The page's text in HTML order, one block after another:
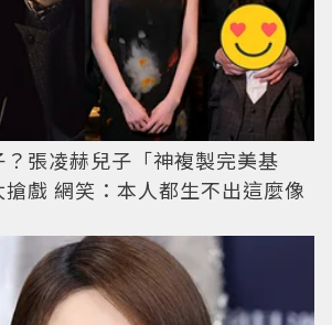
張凌赫兒子「神複製完美基
戲 網笑：本人都生不出這麼像